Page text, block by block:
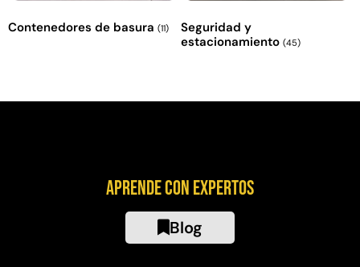
Contenedores de basura (11)
Seguridad y
estacionamiento (45)
Aprende con expertos
Blog